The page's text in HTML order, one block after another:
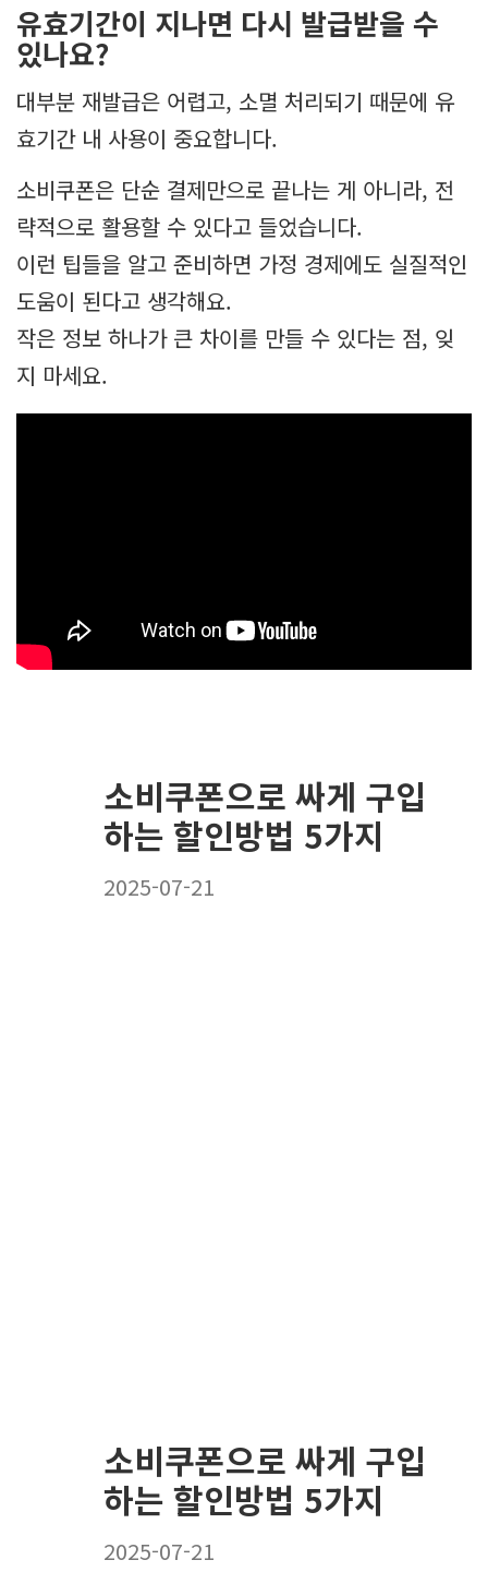
유효기간이 지나면 다시 발급받을 수
있나요?
대부분 재발급은 어렵고, 소멸 처리되기 때문에 유
효기간 내 사용이 중요합니다.
소비쿠폰은 단순 결제만으로 끝나는 게 아니라, 전
략적으로 활용할 수 있다고 들었습니다.
이런 팁들을 알고 준비하면 가정 경제에도 실질적인
도움이 된다고 생각해요.
작은 정보 하나가 큰 차이를 만들 수 있다는 점, 잊
지 마세요.
소비쿠폰으로 싸게 구입
하는 할인방법 5가지
2025-07-21
소비쿠폰으로 싸게 구입
하는 할인방법 5가지
2025-07-21